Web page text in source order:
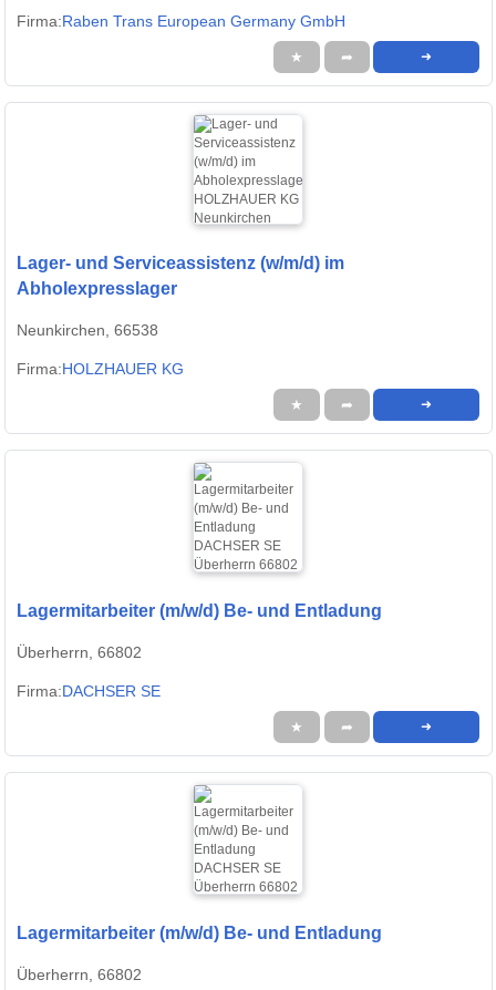
Firma:Raben Trans European Germany GmbH
★ ➦ ➜
Lager- und Serviceassistenz (w/m/d) im
Abholexpresslager
Neunkirchen, 66538
Firma:HOLZHAUER KG
★ ➦ ➜
Lagermitarbeiter (m/w/d) Be- und Entladung
Überherrn, 66802
Firma:DACHSER SE
★ ➦ ➜
Lagermitarbeiter (m/w/d) Be- und Entladung
Überherrn, 66802